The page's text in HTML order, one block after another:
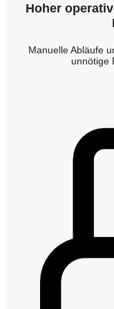
Hoher
Manuelle Abläufe
unnötige